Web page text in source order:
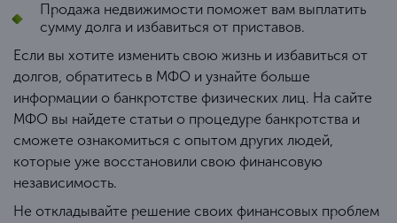
Продажа недвижимости поможет вам выплатить
сумму долга и избавиться от приставов.
Если вы хотите изменить свою жизнь и избавиться от
долгов, обратитесь в МФО и узнайте больше
информации о банкротстве физических лиц. На сайте
МФО вы найдете статьи о процедуре банкротства и
сможете ознакомиться с опытом других людей,
которые уже восстановили свою финансовую
независимость.
Не откладывайте решение своих финансовых проблем